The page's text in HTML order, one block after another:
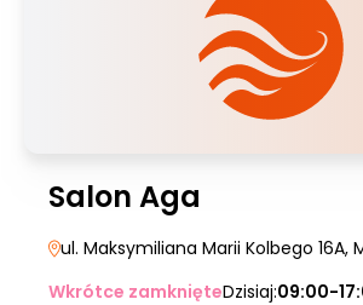
Salon Aga
ul. Maksymiliana Marii Kolbego 16A,
Wkrótce zamknięteDzisiaj:09:00-